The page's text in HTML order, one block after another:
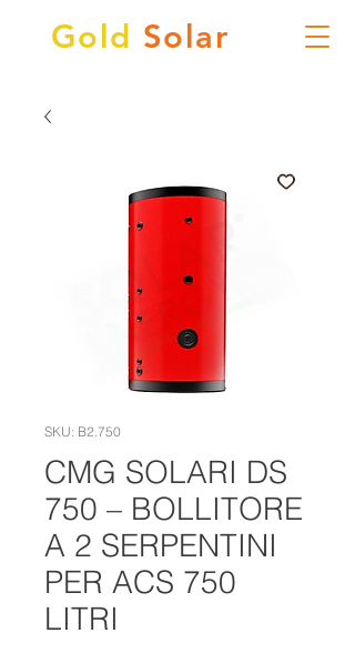
Gold Solar
SKU: B2.750
CMG SOLARI DS
750 – BOLLITORE
A 2 SERPENTINI
PER ACS 750
LITRI